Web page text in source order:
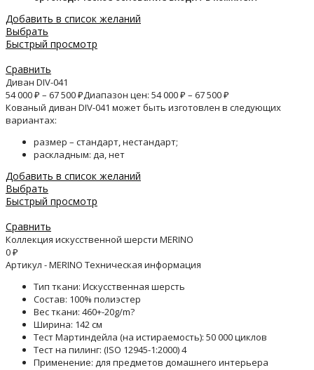
Добавить в список желаний
Выбрать
Быстрый просмотр
Сравнить
Диван DIV-041
54 000₽ – 67 500₽Диапазон цен: 54 000 ₽ – 67 500 ₽
Кованый диван DIV-041 может быть изготовлен в следующих
вариантах:
размер – стандарт, нестандарт;
раскладным: да, нет
Добавить в список желаний
Выбрать
Быстрый просмотр
Сравнить
Коллекция искусственной шерсти MERINO
0₽
Артикул - MERINO Техническая информация
Тип ткани: Искусственная шерсть
Состав: 100% полиэстер
Вес ткани: 460+-20g/m?
Ширина: 142 см
Тест Мартиндейла (на истираемость): 50 000 циклов
Тест на пилинг: (ISO 12945-1:2000) 4
Применение: для предметов домашнего интерьера